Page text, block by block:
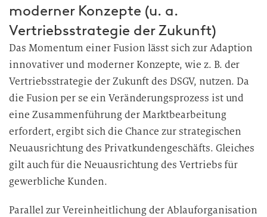
moderner Konzepte (u. a.
Vertriebsstrategie der Zukunft)
Das Momentum einer Fusion lässt sich zur Adaption
innovativer und moderner Konzepte, wie z. B. der
Vertriebsstrategie der Zukunft des DSGV, nutzen. Da
die Fusion per se ein Veränderungsprozess ist und
eine Zusammenführung der Marktbearbeitung
erfordert, ergibt sich die Chance zur strategischen
Neuausrichtung des Privatkundengeschäfts. Gleiches
gilt auch für die Neuausrichtung des Vertriebs für
gewerbliche Kunden.
Parallel zur Vereinheitlichung der Ablauforganisation